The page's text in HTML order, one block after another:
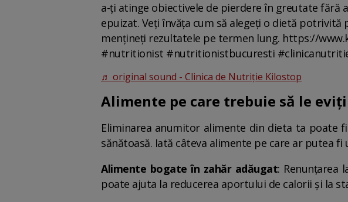
a-ți atinge obiectivele de pierdere în greutate fără
epuizat. Veți învăța cum să alegeți o dietă potrivită
mențineți rezultatele pe termen lung. https://
#nutritionist #nutritionistbucuresti
♬ original sound - Clinica de Nutriție Kilostop
Alimente pe care trebuie să le
Eliminarea anumitor alimente din dieta ta poate
sănătoasă. Iată câteva alimente pe care ar putea
Alimente bogate în zahăr adăugat: Renunțarea
poate ajuta la reducerea aportului de calorii și la